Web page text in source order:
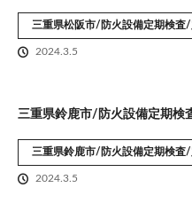
三重県松阪市/防火設備定期検
2024.3.5
三重県鈴鹿市/防火設備定期
三重県鈴鹿市/防火設備定期検
2024.3.5